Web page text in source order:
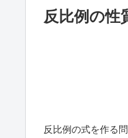
反比例の
反比例の式を作る